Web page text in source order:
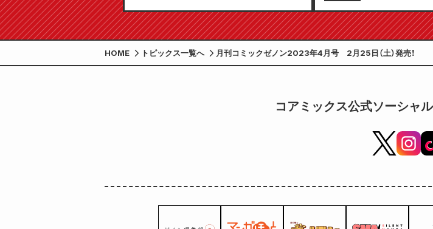
HOME トピックス一覧へ 月刊コミックゼノン2023年4月号 2月25日（土）発売！
コアミックス公式ソーシャ